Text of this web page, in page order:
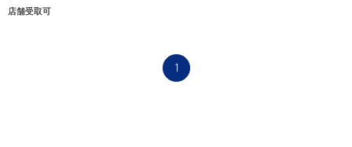
店舗受取可
1